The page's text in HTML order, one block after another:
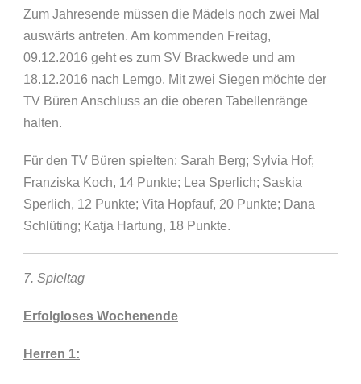
Zum Jahresende müssen die Mädels noch zwei Mal
auswärts antreten. Am kommenden Freitag,
09.12.2016 geht es zum SV Brackwede und am
18.12.2016 nach Lemgo. Mit zwei Siegen möchte der
TV Büren Anschluss an die oberen Tabellenränge
halten.
Für den TV Büren spielten: Sarah Berg; Sylvia Hof;
Franziska Koch, 14 Punkte; Lea Sperlich; Saskia
Sperlich, 12 Punkte; Vita Hopfauf, 20 Punkte; Dana
Schlüting; Katja Hartung, 18 Punkte.
7. Spieltag
Erfolgloses Wochenende
Herren 1: